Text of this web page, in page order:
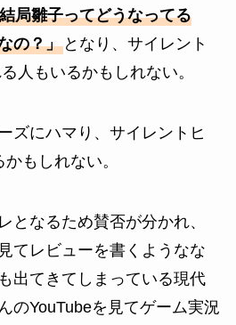
局雛子ってどうなってる
の？」となり、サイレント
人もいるかもしれない。
ズにハマり、サイレントヒ
もしれない。
となるため賛否が分かれ、
てレビューを書くようなな
出てきてしまっている現代
のYouTubeを見てゲーム実況